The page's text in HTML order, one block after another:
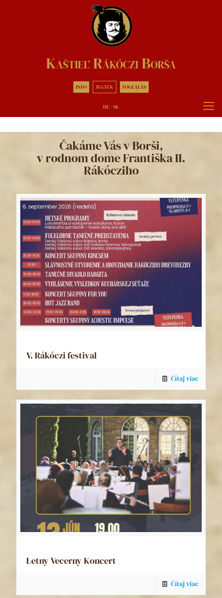
Kaštieľ Rákóczi Borša
INFO JEGYEK FOGLALÁS
HU /SK
Čakáme Vás v Borši,
v rodnom dome Františka II.
Rákócziho
V. Rákóczi festival
Čítaj viac
Letny Vecerny Koncert
Čítaj viac